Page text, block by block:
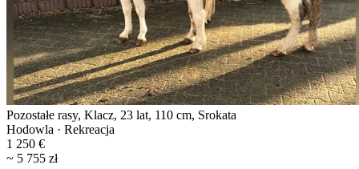
Pozostałe rasy, Klacz, 23 lat, 110 cm, Srokata
Hodowla · Rekreacja
1 250 €
~ 5 755 zł